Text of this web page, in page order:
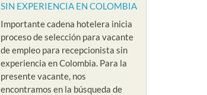
SIN EXPERIENCIA EN COLOMBIA
Importante cadena hotelera inicia
proceso de selección para vacante
de empleo para recepcionista sin
experiencia en Colombia. Para la
presente vacante, nos
encontramos en la búsqueda de